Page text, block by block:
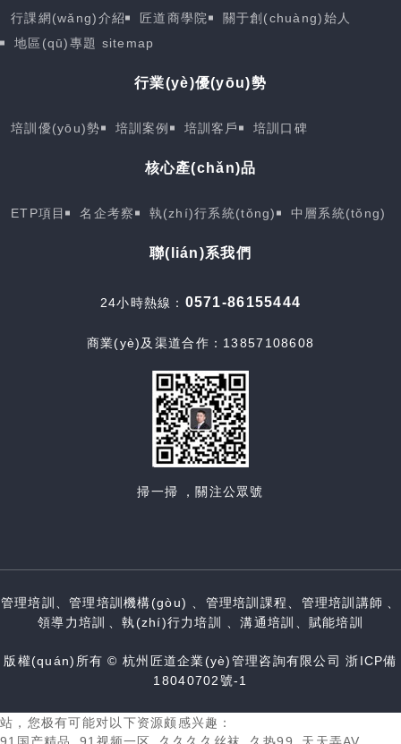
行課網(wǎng)介紹 匠道商學院
關于創(chuàng)始人
地區(qū)專題 sitemap
行業(yè)優(yōu)勢
培訓優(yōu)勢 培訓案例 培訓客戶 培訓口碑
核心產(chǎn)品
ETP項目 名企考察 執(zhí)行系統(tǒng) 中層系統(tǒng)
聯(lián)系我們
24小時熱線： 0571-86155444
商業(yè)及渠道合作：13857108608
掃一掃，關注公眾號
管理培訓、管理培訓機構(gòu)、管理培訓課程、管理培訓講師、
領導力培訓、執(zhí)行力培訓、溝通培訓、賦能培訓
版權(quán)所有 © 杭州匠道企業(yè)管理咨詢有限公司浙ICP備
18040702號-1
站，您极有可能对以下资源颇感兴趣：